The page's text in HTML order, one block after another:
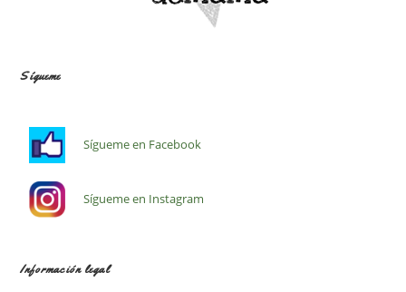
Sígueme
Sígueme en Facebook
Sígueme en Instagram
Información legal